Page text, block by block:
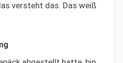
versteht das. Das weiß